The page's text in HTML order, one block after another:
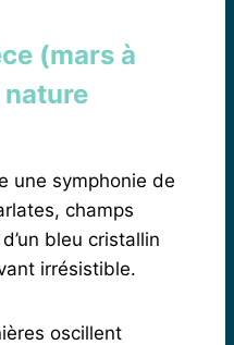
(mars à
une symphonie de
champs
bleu cristallin
irrésistible.
oscillent